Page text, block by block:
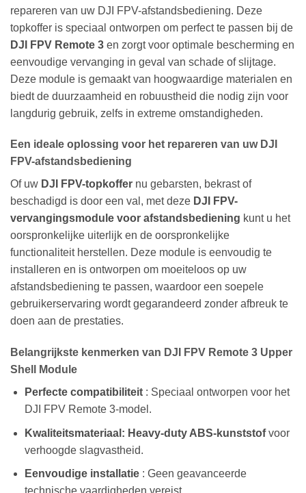
repareren van uw DJI FPV-afstandsbediening. Deze
topkoffer is speciaal ontworpen om perfect te passen bij de
DJI FPV Remote 3 en zorgt voor optimale bescherming en
eenvoudige vervanging in geval van schade of slijtage.
Deze module is gemaakt van hoogwaardige materialen en
biedt de duurzaamheid en robuustheid die nodig zijn voor
langdurig gebruik, zelfs in extreme omstandigheden.
Een ideale oplossing voor het repareren van uw DJI
FPV-afstandsbediening
Of uw DJI FPV-topkoffer nu gebarsten, bekrast of
beschadigd is door een val, met deze DJI FPV-
vervangingsmodule voor afstandsbediening kunt u het
oorspronkelijke uiterlijk en de oorspronkelijke
functionaliteit herstellen. Deze module is eenvoudig te
installeren en is ontworpen om moeiteloos op uw
afstandsbediening te passen, waardoor een soepele
gebruikerservaring wordt gegarandeerd zonder afbreuk te
doen aan de prestaties.
Belangrijkste kenmerken van DJI FPV Remote 3 Upper
Shell Module
Perfecte compatibiliteit: Speciaal ontworpen voor het
DJI FPV Remote 3-model.
Kwaliteitsmateriaal: Heavy-duty ABS-kunststofvoor
verhoogde slagvastheid.
Eenvoudige installatie: Geen geavanceerde